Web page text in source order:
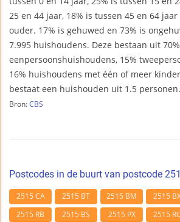
25 en 44 jaar, 18% is tussen 45 en 64
ouder. 17% is gehuwed en 73% is
7.995 huishoudens. Deze bestaan uit 70%
eenpersoonshuishoudens, 15%
16% huishoudens met één of meer
bestaat een huishouden uit 1.5 personen.
Bron: CBS
Postcodes in de buurt van postcode
2515 CA 2515 BT 2515 BM 2515
2515 RB
2515 BS 2515 PX 2515 RC